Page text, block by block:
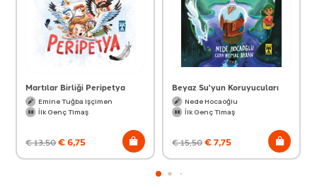
Martılar Birliği Peripetya
Emine Tuğba Işçimen
İlk Genç Timaş
€13,50€6,75
Beyaz Su'yun Koruyucuları
Nede Hocaoğlu
İlk Genç Timaş
€15,50€7,75